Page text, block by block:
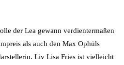
der Lea gewann verdientermaßen
als auch den Max Ophüls
Liv Lisa Fries ist vielleicht